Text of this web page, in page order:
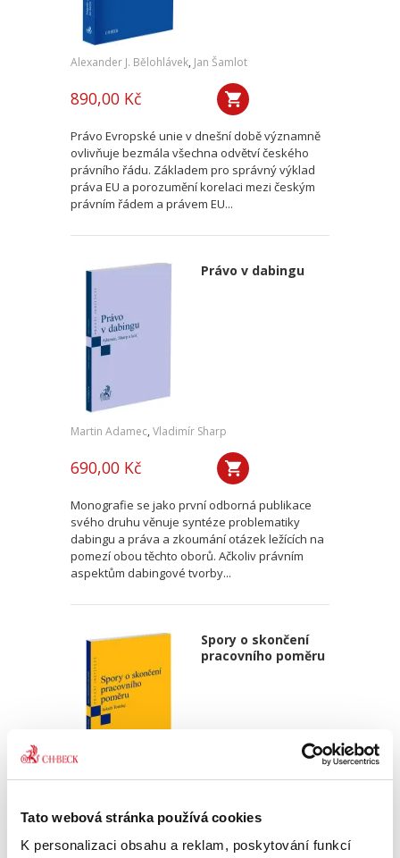
Tato webová stránka používá cookies
K personalizaci obsahu a reklam, poskytování funkcí
Alexander J. Bělohlávek, Jan Šamlot
890,00 Kč
Právo Evropské unie v dnešní době významně
ovlivňuje bezmála všechna odvětví českého
právního řádu. Základem pro správný výklad
práva EU a porozumění korelaci mezi českým
právním řádem a právem EU...
Právo v dabingu
Martin Adamec, Vladimír Sharp
690,00 Kč
Monografie se jako první odborná publikace
svého druhu věnuje syntéze problematiky
dabingu a práva a zkoumání otázek ležících na
pomezí obou těchto oborů. Ačkoliv právním
aspektům dabingové tvorby...
Spory o skončení
pracovního poměru
390,00 Kč